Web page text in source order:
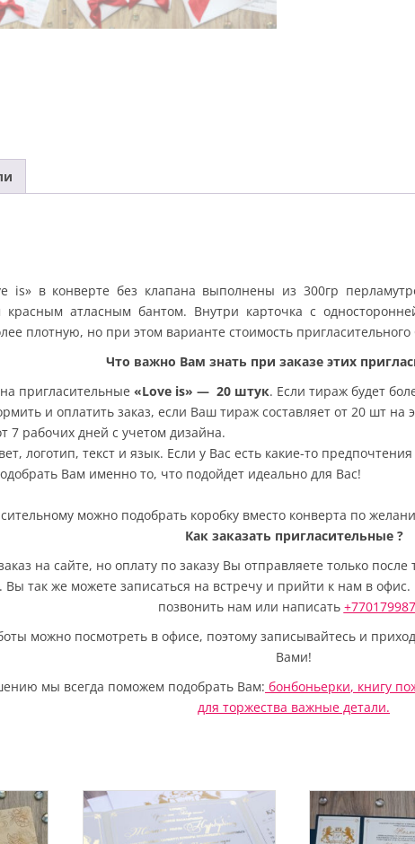
is» в конверте без клапана выполнены из 300гр
атласным бантом. Внутри карточка с
плотную, но при этом варианте стоимость
Что важно Вам знать при заказе этих
на пригласительные «Love is» — 20 штук. Если тираж будет
и оплатить заказ, если Ваш тираж составляет от 20 шт на
7 рабочих дней с учетом дизайна.
логотип, текст и язык. Если у Вас есть какие-то
Вам именно то, что подойдет идеально для Вас!
можно подобрать коробку вместо конверта по
Как заказать пригласительные ?
на сайте, но оплату по заказу Вы отправляете только
Вы так же можете записаться на встречу и прийти к нам в
позвонить нам или написать
можно посмотреть в офисе, поэтому записывайтесь и
Вами!
мы всегда поможем подобрать Вам: бонбоньерки, книгу
для торжества важные детали.